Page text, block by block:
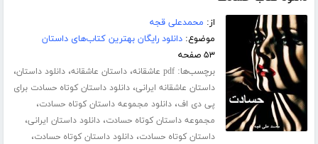
از: محمدعلی قجه
موضوع:دانلود رایگان بهترین کتاب‌های داستان
۵۳ صفحه
برچسب‌ها:pdf عاشقانه ،داستان عاشقانه،دانلود داستان،
داستان عاشقانه ایرانی،دانلود داستان کوتاه حسادت برای
پی دی اف،دانلود مجموعه داستان کوتاه حسادت،
مجموعه داستان کوتاه حسادت،دانلود داستان ایرانی،
داستان کوتاه حسادت،دانلود داستان کوتاه حسادت،